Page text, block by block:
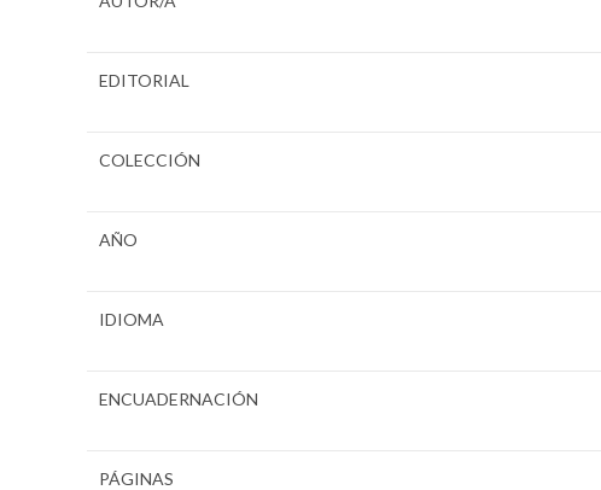
EDITORIAL
COLECCIÓN
AÑO
IDIOMA
ENCUADERNACIÓN
PÁGINAS